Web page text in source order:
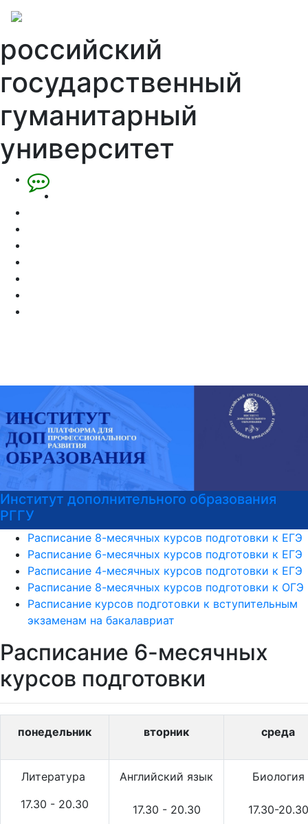
российский
государственный
гуманитарный
университет
Институт дополнительного образования
РГГУ
Расписание 8-месячных курсов подготовки к ЕГЭ
Расписание 6-месячных курсов подготовки к ЕГЭ
Расписание 4-месячных курсов подготовки к ЕГЭ
Расписание 8-месячных курсов подготовки к ОГЭ
Расписание курсов подготовки к вступительным
экзаменам на бакалавриат
Расписание 6-месячных
курсов подготовки
понедельник вторник среда
Литература
17.30 - 20.30
Английский язык
17.30 - 20.30
Биология
17.30-20.30